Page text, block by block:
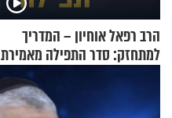
הרב רפאל אוחיון – המדריך
למתחזק: סדר התפילה מאמירת
הקורבנות ועד קריאת שמע